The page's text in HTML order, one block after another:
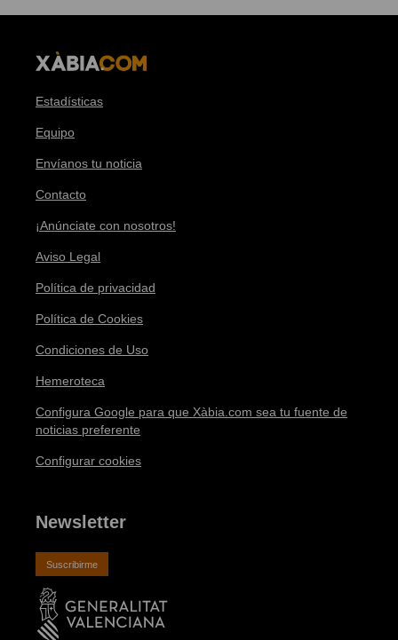
Estadísticas
Equipo
Envíanos tu noticia
Contacto
¡Anúnciate con nosotros!
Aviso Legal
Política de privacidad
Política de Cookies
Condiciones de Uso
Hemeroteca
Configura Google para que Xàbia.com sea tu fuente de
noticias preferente
Configurar cookies
Newsletter
Suscribirme